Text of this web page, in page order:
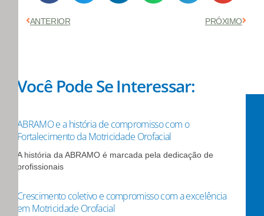
Anterior
ANTERIOR PRÓXIMO
Você Pode Se Interessar:
ABRAMO e a história de compromisso com o
Fortalecimento da Motricidade Orofacial
A história da ABRAMO é marcada pela dedicação de
profissionais
Crescimento coletivo e compromisso com a excelência
em Motricidade Orofacial